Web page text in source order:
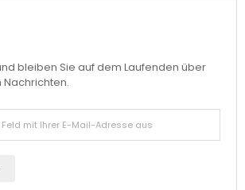
bleiben Sie auf dem Laufenden über